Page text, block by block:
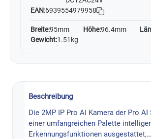
EAN:6939554979958
Breite:95mm Höhe:96.4mm
Gewicht:1.51kg
Beschreibung
Die 2MP IP Pro AI Kamera der Pro
einer umfangreichen Palette
Erkennungsfunktionen ausgestattet,…